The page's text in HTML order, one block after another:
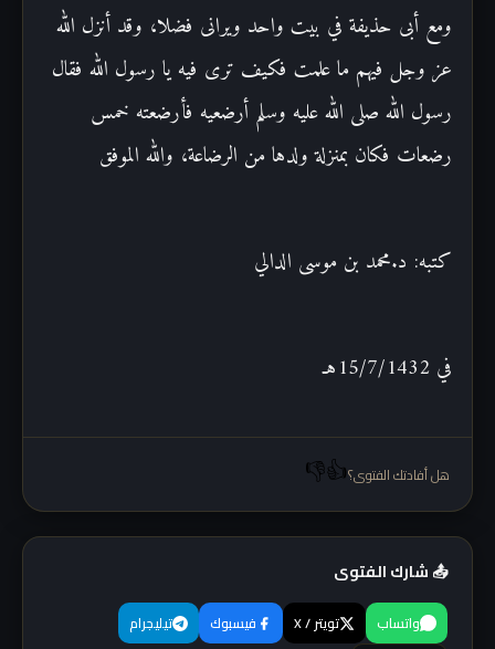
ومع أبى حذيفة في بيت واحد ويرانى فضلا، وقد أنزل الله
عز وجل فيهم ما علمت فكيف ترى فيه يا رسول الله فقال
رسول الله صلى الله عليه وسلم أرضعيه فأرضعته خمس
رضعات فكان بمنزلة ولدها من الرضاعة، والله الموفق
كتبه: د.محمد بن موسى الدالي
في 15/7/1432هـ
هل أفادتك الفتوى؟👍
👎
📤 شارك الفتوى
واتساب تويتر / X فيسبوك تيليجرام